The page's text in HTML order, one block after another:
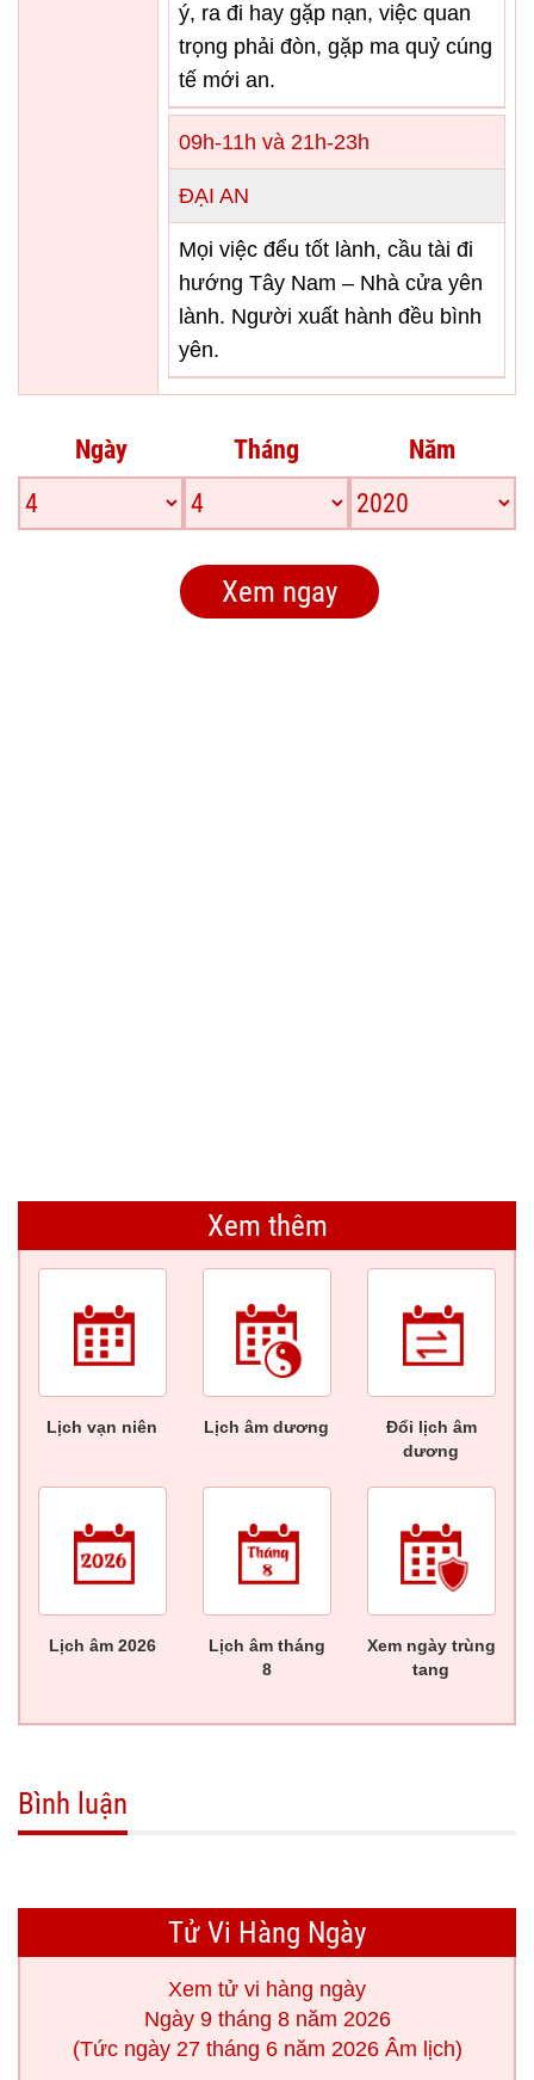
ý, ra đi hay gặp nạn, việc quan
trọng phải đòn, gặp ma quỷ cúng
tế mới an.
09h-11h và 21h-23h
ĐẠI AN
Mọi việc đểu tốt lành, cầu tài đi
hướng Tây Nam – Nhà cửa yên
lành. Người xuất hành đều bình
yên.
Ngày Tháng Năm
Xem ngay
Xem thêm
Lịch vạn niên Lịch âm dương
Đổi lịch âm
dương
Lịch âm 2026
Lịch âm tháng
8
Xem ngày trùng
tang
Bình luận
Tử Vi Hàng Ngày
Xem tử vi hàng ngày
Ngày 9 tháng 8 năm 2026
(Tức ngày 27 tháng 6 năm 2026 Âm lịch)